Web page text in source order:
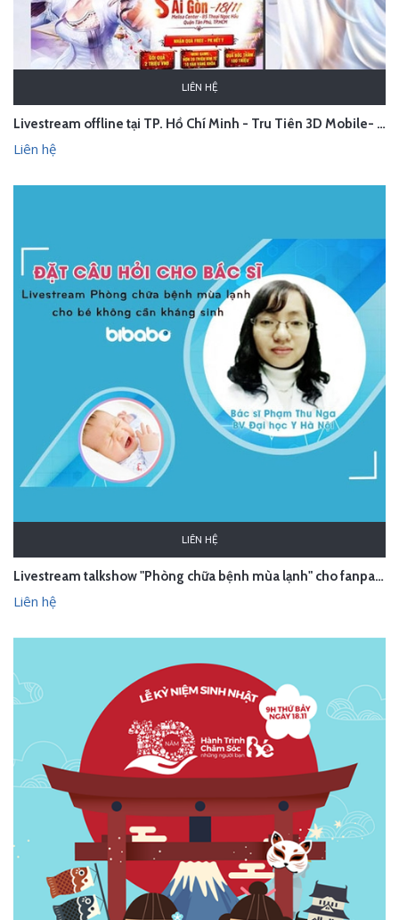
LIÊN HỆ
Livestream offline tại TP. Hồ Chí Minh - Tru Tiên 3D Mobile- Tp HCM
Liên hệ
LIÊN HỆ
Livestream talkshow "Phòng chữa bệnh mùa lạnh" cho fanpage Bibabo - Hà Nội
Liên hệ